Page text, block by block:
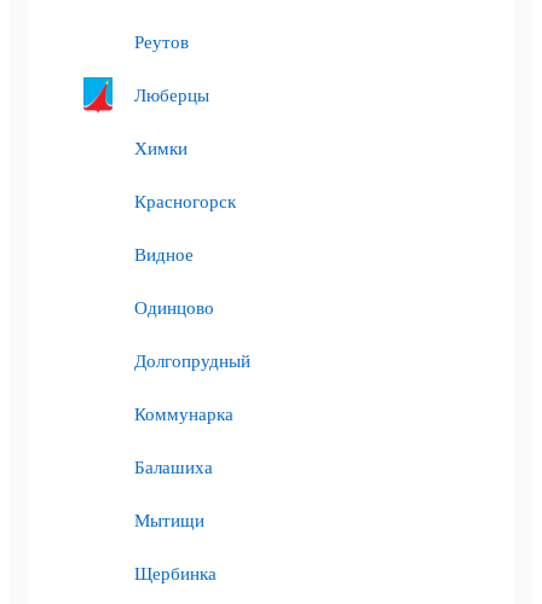
Реутов
Люберцы
Химки
Красногорск
Видное
Одинцово
Долгопрудный
Коммунарка
Балашиха
Мытищи
Щербинка